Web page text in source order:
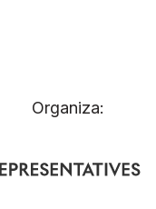
Organiza: